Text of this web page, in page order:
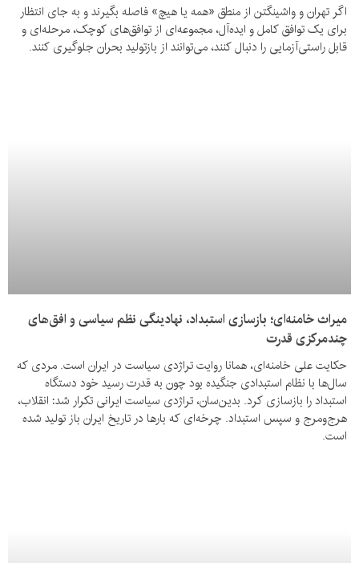
اگر تهران و واشینگتن از منطق «همه یا هیچ» فاصله بگیرند و به جای انتظار
برای یک توافق کامل و ایده‌آل، مجموعه‌ای از توافق‌های کوچک، مرحله‌ای و
قابل راستی‌آزمایی را دنبال کنند، می‌توانند از بازتولید بحران جلوگیری کنند.
میراث خامنه‌ای؛ بازسازی استبداد، نهادینگی نظم سیاسی و افق‌های
چندمرکزی قدرت
حکایت علی خامنه‌ای، همانا روایت تراژدی سیاست در ایران است. مردی که
سال‌ها با نظام استبدادی جنگیده بود چون به قدرت رسید خود دستگاه
استبداد را بازسازی کرد. بدین‌سان، تراژدی سیاست ایرانی تکرار شد: انقلاب،
هرج‌ومرج و سپس استبداد. چرخه‌ای که بارها در تاریخ ایران باز تولید شده
است.